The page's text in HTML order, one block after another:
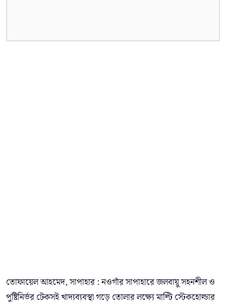
তোফায়েল আহমেদ, সাপাহার : নওগাঁর সাপাহারে জলবায়ু সহনশীল ও
পুষ্টিনির্ভর টেকসই খাদ্যব্যবস্থা গড়ে তোলার লক্ষ্যে মাল্টি স্টেকহোল্ডার